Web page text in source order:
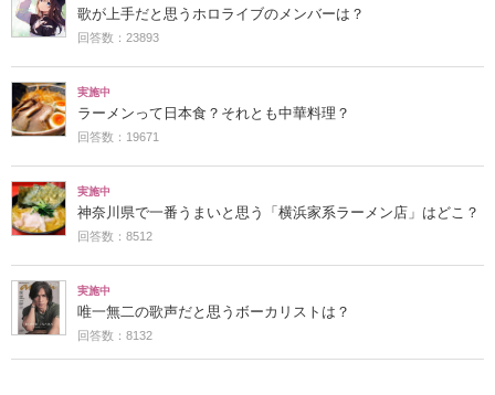
歌が上手だと思うホロライブのメンバーは？
回答数：23893
実施中
ラーメンって日本食？それとも中華料理？
回答数：19671
実施中
神奈川県で一番うまいと思う「横浜家系ラーメン店」はどこ？
回答数：8512
実施中
唯一無二の歌声だと思うボーカリストは？
回答数：8132